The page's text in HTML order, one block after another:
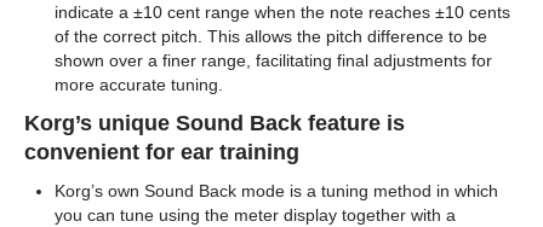
indicate a ±10 cent range when the note reaches ±10 cents
of the correct pitch. This allows the pitch difference to be
shown over a finer range, facilitating final adjustments for
more accurate tuning.
Korg’s unique Sound Back feature is
convenient for ear training
Korg’s own Sound Back mode is a tuning method in which
you can tune using the meter display together with a